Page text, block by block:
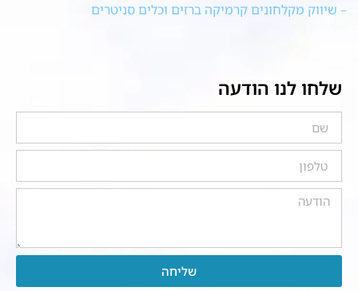
– שיווק מקלחונים קרמיקה ברזים וכלים סניטרים
שלחו לנו הודעה
שליחה